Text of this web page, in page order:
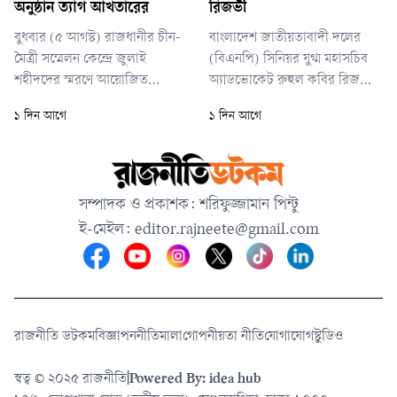
অনুষ্ঠান ত্যাগ আখতারের
বুধবার (৫ আগস্ট) রাজধানীর চীন-
মৈত্রী সম্মেলন কেন্দ্রে জুলাই
শহীদদের স্মরণে আয়োজিত
বক্তব্য শেষে তিনি রাষ্ট্রপতির প্রতি
১ দিন আগে
রিজভী
বাংলাদেশ জাতীয়তাবাদী দলের
(বিএনপি) সিনিয়র যুগ্ম মহাসচিব
অ্যাডভোকেট রুহুল কবির রিজভী
ইতিহাসের নিকৃষ্টতম ও ঘৃণ্য
নাৎসিরা জোর করে ক্ষমতায় টিকে
থাকলেও শেখ হাসিনার সঙ্গে তাদের
মৌলিক পার্থক্য রয়েছে বলে জানান
তিনি।
১ দিন আগে
সম্পাদক ও প্রকাশক: শরিফুজ্জামান পিন্টু
ই-মেইল: editor.rajneete@gmail.com
রাজনীতি ডটকমবিজ্ঞাপননীতিমালাগোপনীয়তা নীতিযোগাযোগস্টুডিও
স্বত্ব © ২০২৫ রাজনীতিPowered By: idea hub